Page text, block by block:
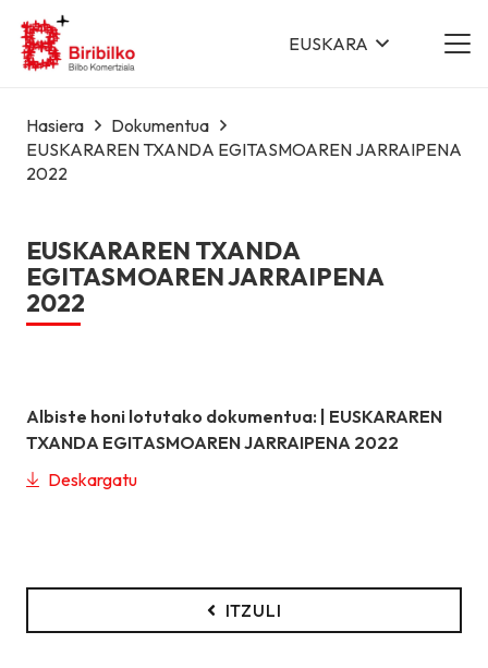
EUSKARA
Hasiera
Dokumentua
EUSKARAREN TXANDA EGITASMOAREN JARRAIPENA
2022
EUSKARAREN TXANDA
EGITASMOAREN JARRAIPENA
2022
Albiste honi lotutako dokumentua: | EUSKARAREN
TXANDA EGITASMOAREN JARRAIPENA 2022
Deskargatu
ITZULI